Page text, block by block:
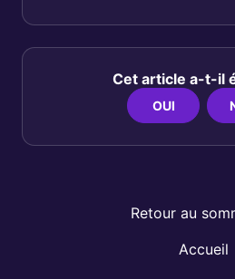
Cet article a-t-il
OUI
Retour au
Accueil